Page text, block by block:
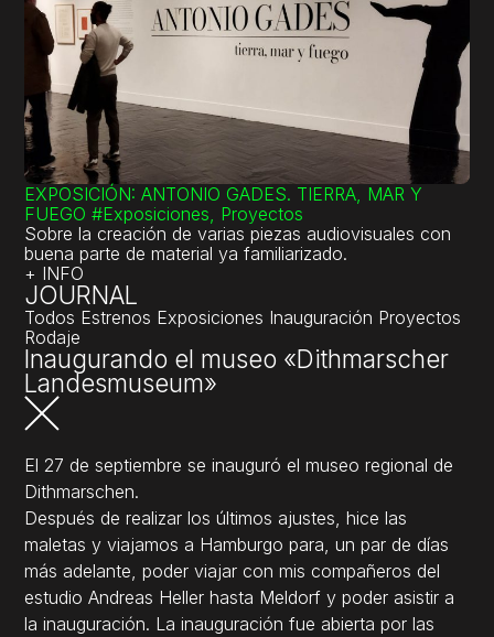
EXPOSICIÓN: ANTONIO GADES. TIERRA, MAR Y
FUEGO #Exposiciones, Proyectos
Sobre la creación de varias piezas audiovisuales con
buena parte de material ya familiarizado.
+ INFO
JOURNAL
Todos Estrenos Exposiciones Inauguración Proyectos
Rodaje
Inaugurando el museo «Dithmarscher
Landesmuseum»
El 27 de septiembre se inauguró el museo regional de
Dithmarschen.
Después de realizar los últimos ajustes, hice las
maletas y viajamos a Hamburgo para, un par de días
más adelante, poder viajar con mis compañeros del
estudio Andreas Heller hasta Meldorf y poder asistir a
la inauguración. La inauguración fue abierta por las